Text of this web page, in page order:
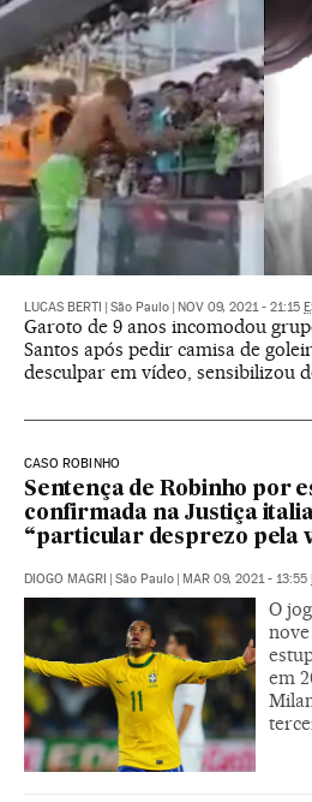
LUCAS BERTI São Paulo NOV 09, 2021 - 21:15
Garoto de 9 anos incomodou
Santos após pedir camisa de
desculpar em vídeo, sensibilizou
CASO ROBINHO
Sentença de Robinho por
confirmada na Justiça
“particular desprezo pela
DIOGO MAGRI São Paulo MAR 09, 2021 - 13:55
O
em